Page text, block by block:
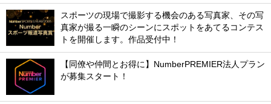
スポーツの現場で撮影する機会のある写真家、その写
真家が撮る一瞬のシーンにスポットをあてるコンテス
トを開催します。作品受付中！
【同僚や仲間とお得に】NumberPREMIER法人プラン
が募集スタート！